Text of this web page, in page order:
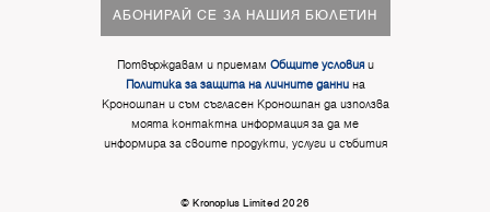
АБОНИРАЙ СЕ ЗА НАШИЯ БЮЛЕТИН
Потвърждавам и приемам Общите условияи
Политика за защита на личните даннина
Кроношпан и съм съгласен Кроношпан да използва
моята контактна информация за да ме
информира за своите продукти, услуги и събития
© Kronoplus Limited 2026